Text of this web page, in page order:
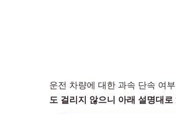
운전 차량에 대한 과속 단속 여
도 걸리지 않으니 아래 설명대